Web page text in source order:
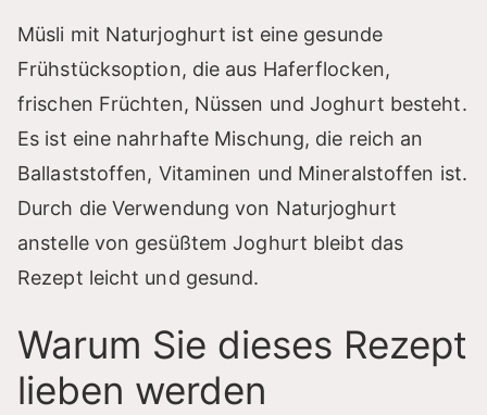
Müsli mit Naturjoghurt ist eine gesunde
Frühstücksoption, die aus Haferflocken,
frischen Früchten, Nüssen und Joghurt besteht.
Es ist eine nahrhafte Mischung, die reich an
Ballaststoffen, Vitaminen und Mineralstoffen ist.
Durch die Verwendung von Naturjoghurt
anstelle von gesüßtem Joghurt bleibt das
Rezept leicht und gesund.
Warum Sie dieses Rezept
lieben werden